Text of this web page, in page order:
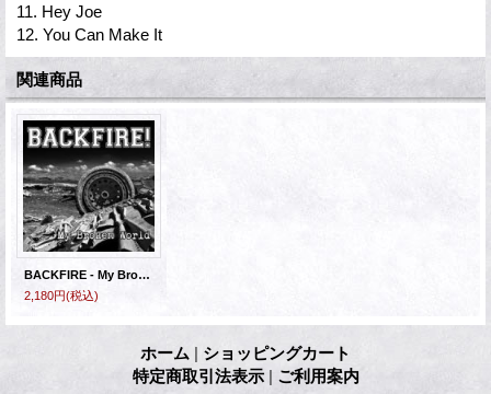
11. Hey Joe
12. You Can Make It
関連商品
BACKFIRE - My Broken World [CD]
2,180円(税込)
ホーム | ショッピングカート
特定商取引法表示 | ご利用案内